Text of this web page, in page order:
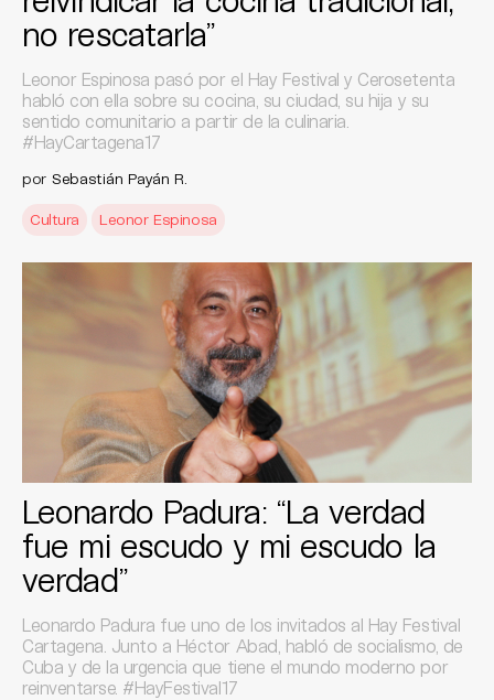
no rescatarla”
Leonor Espinosa pasó por el Hay Festival y Cerosetenta
habló con ella sobre su cocina, su ciudad, su hija y su
sentido comunitario a partir de la culinaria.
#HayCartagena17
por Sebastián Payán R.
Cultura Leonor Espinosa
Leonardo Padura: “La verdad
fue mi escudo y mi escudo la
verdad”
Leonardo Padura fue uno de los invitados al Hay Festival
Cartagena. Junto a Héctor Abad, habló de socialismo, de
Cuba y de la urgencia que tiene el mundo moderno por
reinventarse. #HayFestival17